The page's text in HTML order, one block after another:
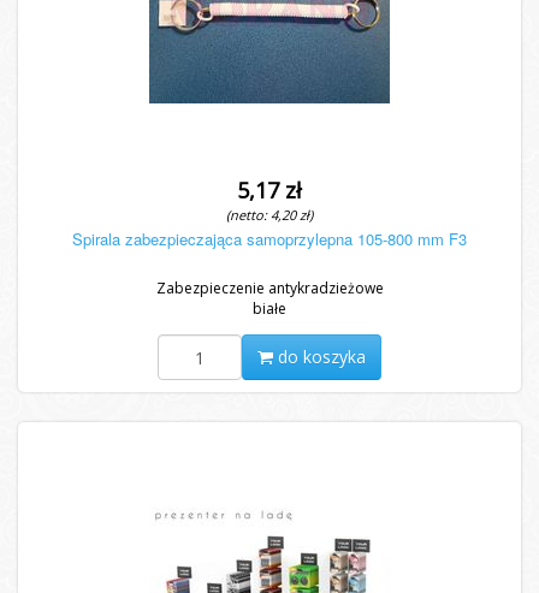
5,17 zł
(netto: 4,20 zł)
Spirala zabezpieczająca samoprzylepna 105-800 mm F3
Zabezpieczenie antykradzieżowe
białe
do koszyka